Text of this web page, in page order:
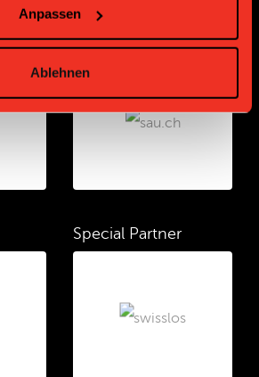
Anpassen
Ablehnen
Supplier
Special Partner